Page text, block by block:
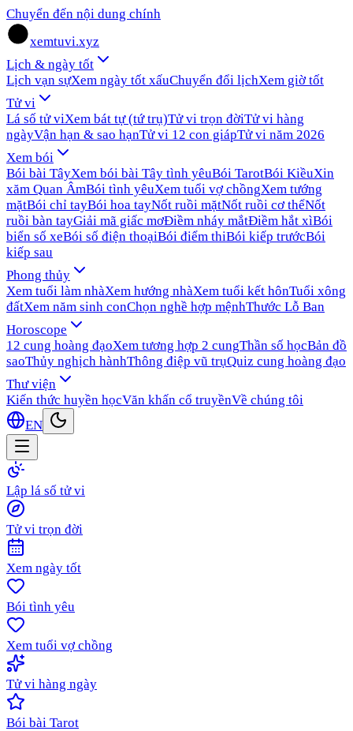
Chuyển đến nội dung chính
xemtuvi.xyz
Lịch & ngày tốt
Lịch vạn sựXem ngày tốt xấuChuyển đổi lịchXem giờ tốt
Tử vi
Lá số tử viXem bát tự (tứ trụ)Tử vi trọn đờiTử vi hàng
ngàyVận hạn & sao hạnTử vi 12 con giápTử vi năm 2026
Xem bói
Bói bài TâyXem bói bài Tây tình yêuBói TarotBói KiềuXin
xăm Quan ÂmBói tình yêuXem tuổi vợ chồngXem tướng
mặtBói chỉ tayBói hoa tayNốt ruồi mặtNốt ruồi cơ thểNốt
ruồi bàn tayGiải mã giấc mơĐiềm nháy mắtĐiềm hắt xìBói
biển số xeBói số điện thoạiBói điểm thiBói kiếp trướcBói
kiếp sau
Phong thủy
Xem tuổi làm nhàXem hướng nhàXem tuổi kết hônTuổi xông
đấtXem năm sinh conChọn nghề hợp mệnhThước Lỗ Ban
Horoscope
12 cung hoàng đạoXem tương hợp 2 cungThần số họcBản đồ
saoThủy nghịch hànhThông điệp vũ trụQuiz cung hoàng đạo
Thư viện
Kiến thức huyền họcVăn khấn cổ truyềnVề chúng tôi
EN
Lập lá số tử vi
Tử vi trọn đời
Xem ngày tốt
Bói tình yêu
Xem tuổi vợ chồng
Tử vi hàng ngày
Bói bài Tarot